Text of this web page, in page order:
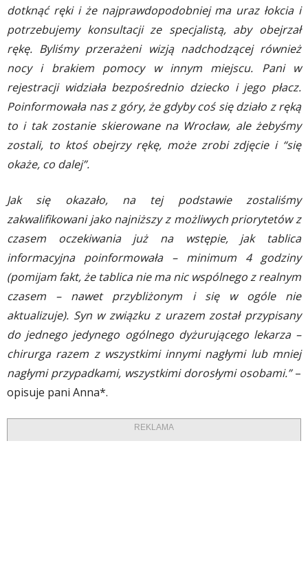
dotknąć ręki i że najprawdopodobniej ma uraz łokcia i
potrzebujemy konsultacji ze specjalistą, aby obejrzał
rękę. Byliśmy przerażeni wizją nadchodzącej również
nocy i brakiem pomocy w innym miejscu. Pani w
rejestracji widziała bezpośrednio dziecko i jego płacz.
Poinformowała nas z góry, że gdyby coś się działo z ręką
to i tak zostanie skierowane na Wrocław, ale żebyśmy
zostali, to ktoś obejrzy rękę, może zrobi zdjęcie i “się
okaże, co dalej”.
Jak się okazało, na tej podstawie zostaliśmy
zakwalifikowani jako najniższy z możliwych priorytetów z
czasem oczekiwania już na wstępie, jak tablica
informacyjna poinformowała – minimum 4 godziny
(pomijam fakt, że tablica nie ma nic wspólnego z realnym
czasem – nawet przybliżonym i się w ogóle nie
aktualizuje). Syn w związku z urazem został przypisany
do jednego jedynego ogólnego dyżurującego lekarza –
chirurga razem z wszystkimi innymi nagłymi lub mniej
nagłymi przypadkami, wszystkimi dorosłymi osobami.”–
opisuje pani Anna*.
REKLAMA